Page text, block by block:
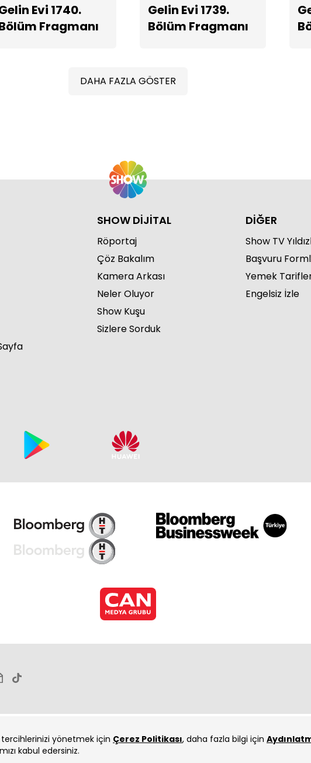
Evi 1740.
Fragmanı
Gelin Evi 1739.
Bölüm Fragmanı
DAHA FAZLA GÖSTER
yönetmek için Çerez Politikası, daha fazla bilgi için
kabul edersiniz.
SHOW DİJİTAL
Röportaj
Çöz Bakalım
Kamera Arkası
Neler Oluyor
Show Kuşu
Sizlere Sorduk
DİĞER
Show TV
Başvuru
Yemek
Engelsiz İzle